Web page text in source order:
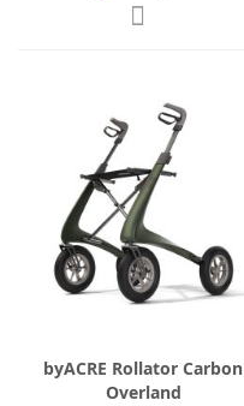
byACRE Rollator Carbon
Overland